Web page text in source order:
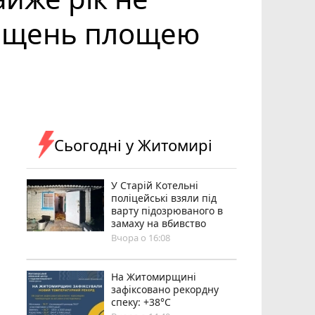
площею
Сьогодні у Житомирі
У Старій Котельні
поліцейські взяли під
варту підозрюваного в
замаху на вбивство
Вчора о 16:08
Н️а Житомирщині
зафіксовано рекордну
спеку: +38°C